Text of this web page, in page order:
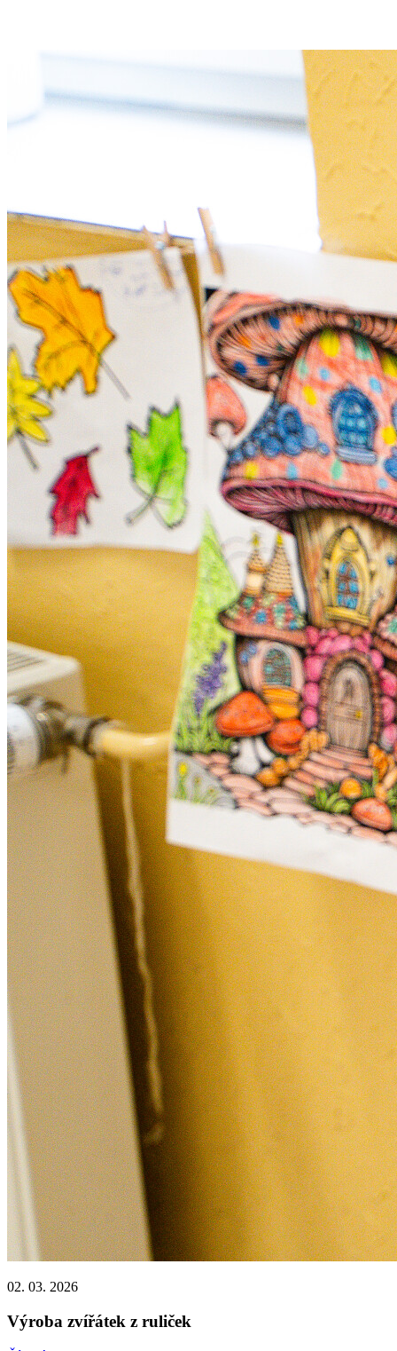
02. 03. 2026
Výroba zvířátek z ruliček